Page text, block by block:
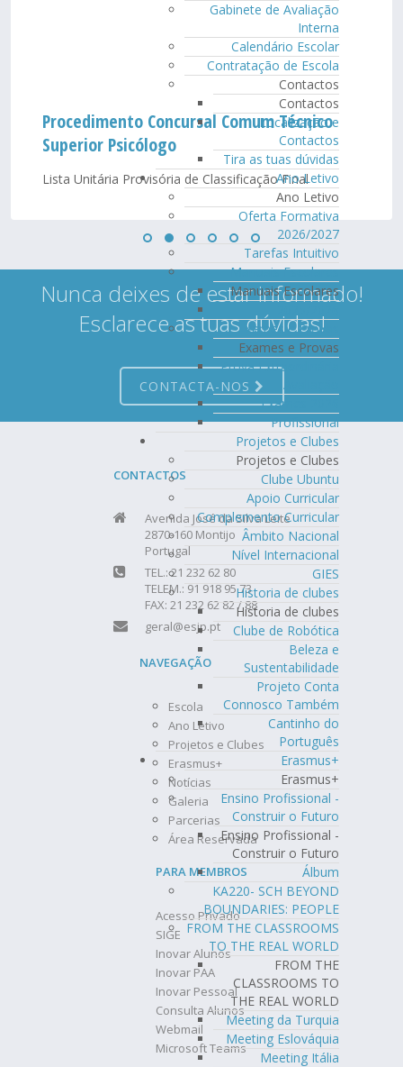
Gabinete de Avaliação
Interna
Calendário Escolar
Contratação de Escola
Contactos
Contactos
Localização e
Contactos
Tira as tuas dúvidas
Ano Letivo
Ano Letivo
Oferta Formativa
2026/2027
Tarefas Intuitivo
Manuais Escolares
Manuais Escolares
Exames e Provas
Exames e Provas
Prova Extraordinária
Avaliação
Exames 2026
Profissional
Projetos e Clubes
Projetos e Clubes
Clube Ubuntu
Apoio Curricular
Complemento Curricular
Âmbito Nacional
Nível Internacional
GIES
Historia de clubes
Historia de clubes
Clube de Robótica
Beleza e
Sustentabilidade
Projeto Conta
Connosco Também
Cantinho do
Português
Erasmus+
Erasmus+
Ensino Profissional -
Construir o Futuro
Ensino Profissional -
Construir o Futuro
Álbum
KA220- SCH BEYOND
BOUNDARIES: PEOPLE
FROM THE CLASSROOMS
TO THE REAL WORLD
FROM THE
CLASSROOMS TO
THE REAL WORLD
Meeting da Turquia
Meeting Eslováquia
Meeting Itália
Procedimento Concursal Comum Técnico
Superior Psicólogo
Lista Unitária Provisória de Classificação Final
Nunca deixes de estar informado!
Esclarece as tuas dúvidas!
CONTACTA-NOS
CONTACTOS
Avenida José da Silva Leite
2870-160 Montijo
Portugal
TEL.: 21 232 62 80
TELEM.: 91 918 95 73
FAX: 21 232 62 82 / 88
geral@esjp.pt
NAVEGAÇÃO
Escola
Ano Letivo
Projetos e Clubes
Erasmus+
Notícias
Galeria
Parcerias
Área Reservada
PARA MEMBROS
Acesso Privado
SIGE
Inovar Alunos
Inovar PAA
Inovar Pessoal
Consulta Alunos
Webmail
Microsoft Teams